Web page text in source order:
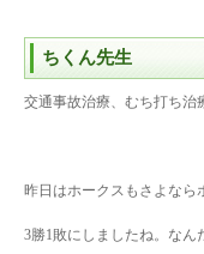
ちくん先生
交通事故治療、むち打ち治
昨日はホークスもさよなら
3勝1敗にしましたね。なん